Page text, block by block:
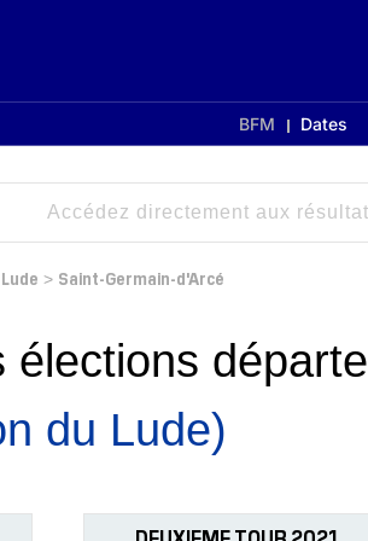
BFM Dates
> Saint-Germain-d'Arcé
élections
du Lude)